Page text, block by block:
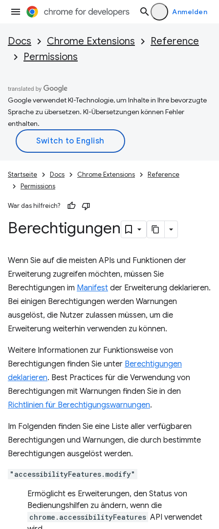
Anmelden
Docs Chrome Extensions
Reference
Permissions
Google verwendet KI-Technologie, um Inhalte in Ihre bevorzugte
Sprache zu übersetzen. KI-Übersetzungen können Fehler
enthalten.
Startseite Docs Chrome Extensions
Reference
Permissions
War das hilfreich?
Berechtigungen
Wenn Sie auf die meisten APIs und Funktionen der
Erweiterung zugreifen möchten, müssen Sie
Berechtigungen im Manifest der Erweiterung deklarieren.
Bei einigen Berechtigungen werden Warnungen
ausgelöst, die Nutzer zulassen müssen, um die
Erweiterung weiterhin verwenden zu können.
Weitere Informationen zur Funktionsweise von
Berechtigungen finden Sie unter Berechtigungen
deklarieren. Best Practices für die Verwendung von
Berechtigungen mit Warnungen finden Sie in den
Richtlinien für Berechtigungswarnungen.
Im Folgenden finden Sie eine Liste aller verfügbaren
Berechtigungen und Warnungen, die durch bestimmte
Berechtigungen ausgelöst werden.
"accessibilityFeatures.modify"
Ermöglicht es Erweiterungen, den Status von
Bedienungshilfen zu ändern, wenn die
chrome.accessibilityFeatures API verwendet